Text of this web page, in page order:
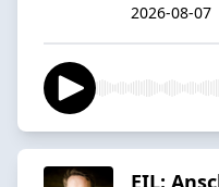
2026-08-07
EIL: